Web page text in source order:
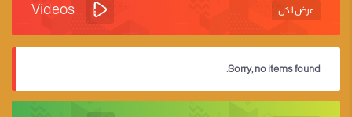
Videos عرض الكل
Sorry, no items found.